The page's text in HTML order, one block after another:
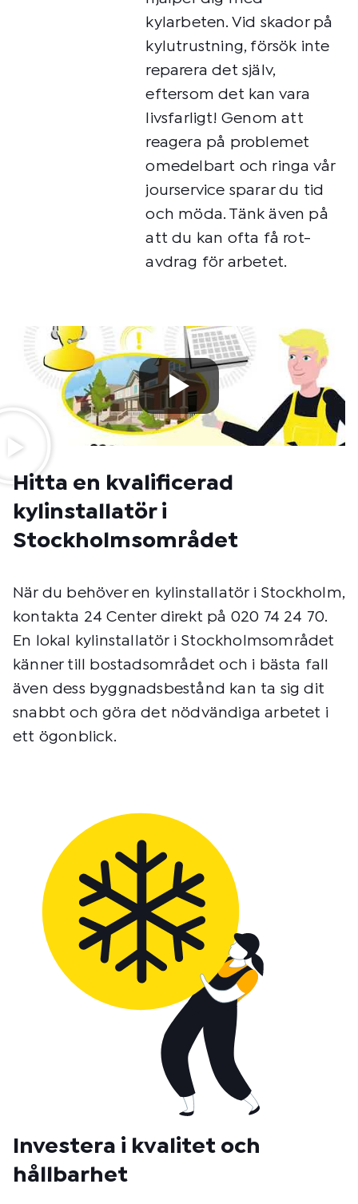
kylarbeten. Vid skador på
kylutrustning, försök inte
reparera det själv,
eftersom det kan vara
livsfarligt! Genom att
reagera på problemet
omedelbart och ringa vår
jourservice sparar du tid
och möda. Tänk även på
att du kan ofta få rot-
avdrag för arbetet.
Hitta en kvalificerad
kylinstallatör i
Stockholmsområdet
När du behöver en kylinstallatör i Stockholm,
kontakta 24 Center direkt på 020 74 24 70.
En lokal kylinstallatör i Stockholmsområdet
känner till bostadsområdet och i bästa fall
även dess byggnadsbestånd kan ta sig dit
snabbt och göra det nödvändiga arbetet i
ett ögonblick.
Investera i kvalitet och
hållbarhet